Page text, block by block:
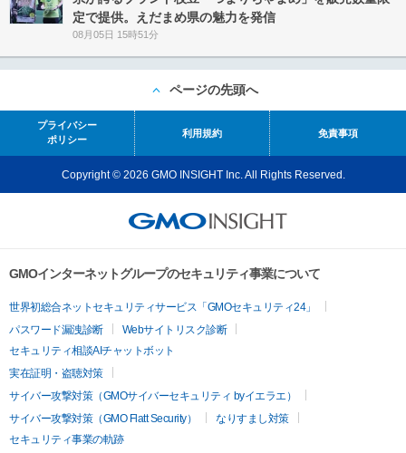
定で提供。えだまめ県の魅力を発信
08月05日 15時51分
ページの先頭へ
プライバシー
ポリシー
利用規約 免責事項
Copyright © 2026 GMO INSIGHT Inc. All Rights Reserved.
GMOインターネットグループのセキュリティ事業について
世界初総合ネットセキュリティサービス「GMOセキュリティ24」
パスワード漏洩診断
Webサイトリスク診断
セキュリティ相談AIチャットボット
実在証明・盗聴対策
サイバー攻撃対策（GMOサイバーセキュリティ byイエラエ）
サイバー攻撃対策（GMO Flatt Security）
なりすまし対策
セキュリティ事業の軌跡